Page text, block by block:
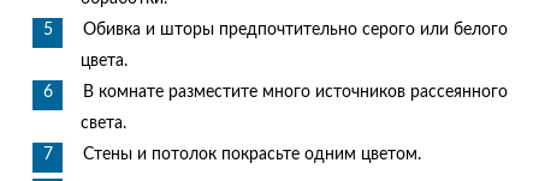
Обивка и шторы предпочтительно серого или белого
цвета.
В комнате разместите много источников рассеянного
света.
Стены и потолок покрасьте одним цветом.